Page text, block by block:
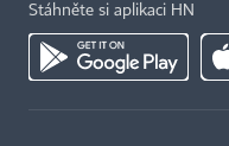
Stáhněte si aplikaci HN